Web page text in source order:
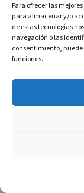
Para ofrecer las
para almacenar y/o
de estas tecnologías
navegación o las
consentimiento,
funciones.